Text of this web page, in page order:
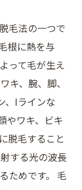
毛法の一つで
根に熱を与
って毛が生え
キ、腕、脚、
、Iラインな
やワキ、ビキ
脱毛すること
する光の波長
ためです。 毛